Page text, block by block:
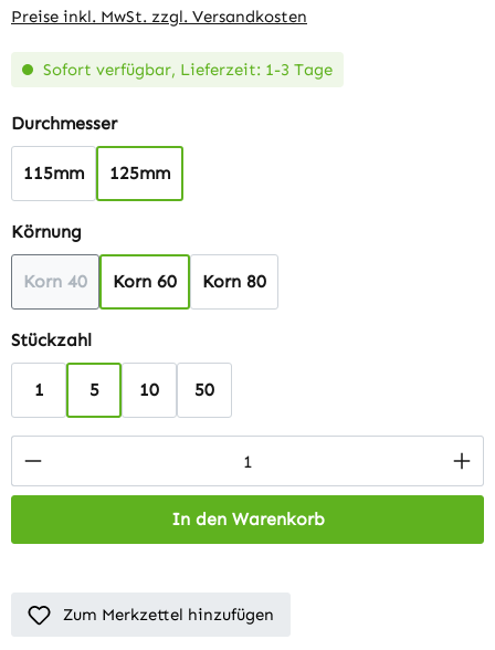
Preise inkl. MwSt. zzgl. Versandkosten
Sofort verfügbar, Lieferzeit: 1-3 Tage
Durchmesserauswählen
115mm 125mm
Körnung
Korn 40
(Diese Option ist zurzeit nicht verfügbar.)
Korn 60 Korn 80
Stückzahlauswählen
1 5 10 50
Produkt Anzahl: Gib den gewünschten
In den Warenkorb
Zum Merkzettel hinzufügen